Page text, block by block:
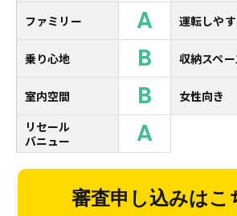
ファミリー A 運転しや
乗り心地 B 収納スペー
室内空間 B 女性向き
リセール
バニュー
A
審査申し込みはこ